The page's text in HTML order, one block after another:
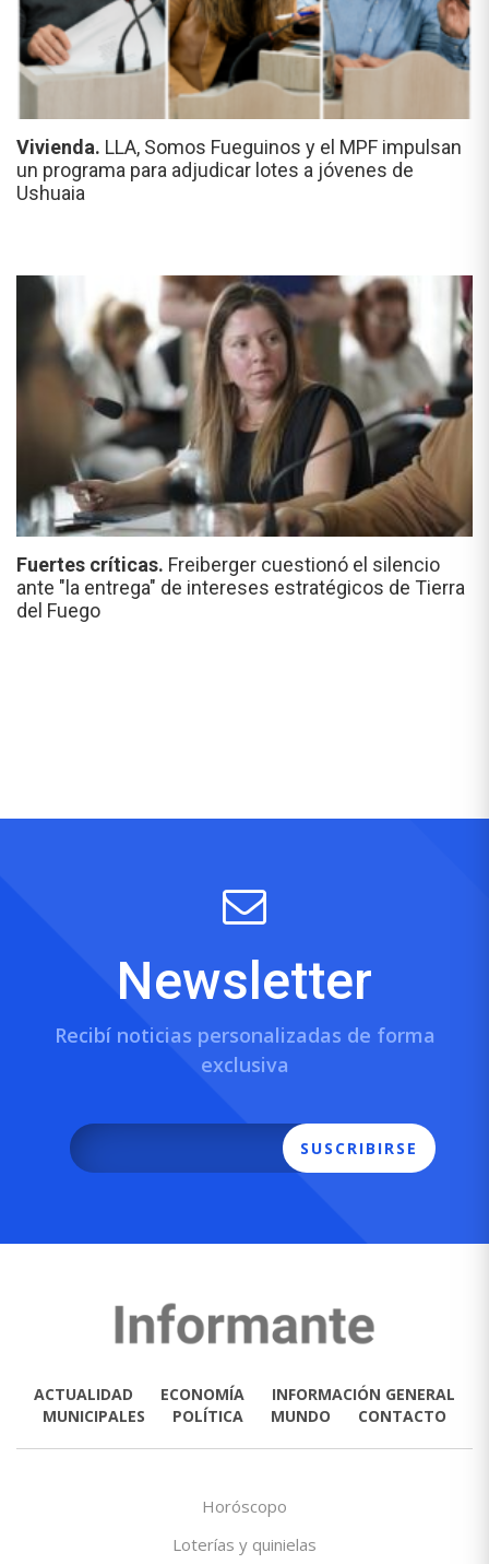
Vivienda. LLA, Somos Fueguinos y el MPF impulsan
un programa para adjudicar lotes a jóvenes de
Ushuaia
Fuertes críticas. Freiberger cuestionó el silencio
ante "la entrega" de intereses estratégicos de Tierra
del Fuego
Newsletter
Recibí noticias personalizadas de forma
exclusiva
SUSCRIBIRSE
ACTUALIDAD ECONOMÍA
INFORMACIÓN GENERAL
MUNICIPALES
POLÍTICA MUNDO CONTACTO
Horóscopo
Loterías y quinielas